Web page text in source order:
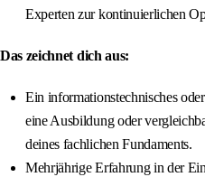
Experten zur kontinuierlichen
Das zeichnet dich aus:
Ein informationstechnisches
eine Ausbildung oder
deines fachlichen Fundaments.
Mehrjährige Erfahrung in der